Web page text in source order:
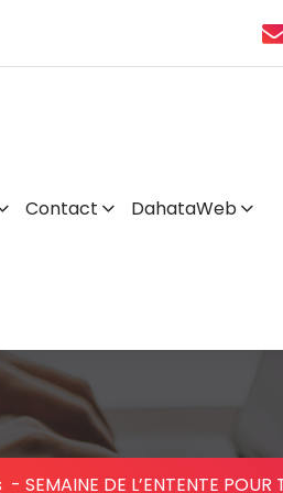
Contact DahataWeb
- SEMAINE DE L’ENTENTE POUR